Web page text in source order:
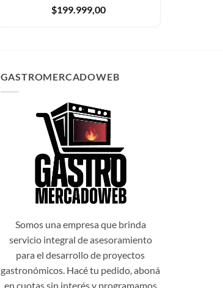
$199.999,00
GASTROMERCADOWEB
Somos una empresa que brinda
servicio integral de asesoramiento
para el desarrollo de proyectos
gastronómicos. Hacé tu pedido, aboná
en cuotas sin interés y programamos